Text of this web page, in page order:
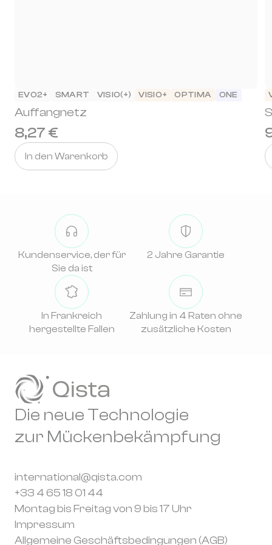
EVO2+ SMART VISIO(+) VISIO+ OPTIMA ONE
Auffangnetz
8,27 €
In den Warenkorb
Kundenservice, der für
Sie da ist
2 Jahre Garantie
In Frankreich
hergestellte Fallen
Zahlung in 4 Raten ohne
zusätzliche Kosten
Die neue Technologie
zur Mückenbekämpfung
international@qista.com
+33 4 65 18 01 44
Montag bis Freitag von 9 bis 17 Uhr
Impressum
Allgemeine Geschäftsbedingungen (AGB)